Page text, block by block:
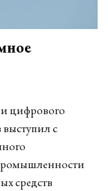
цифрового
с
средств